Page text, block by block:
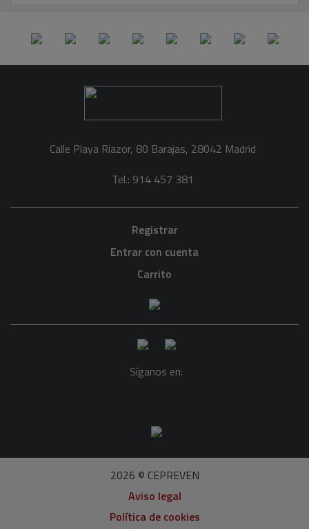
Calle Playa Riazor, 80 Barajas, 28042 Madrid
Tel.: 914 457 381
Registrar
Entrar con cuenta
Carrito
Síganos en:
2026 © CEPREVEN
Aviso legal
Política de cookies